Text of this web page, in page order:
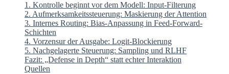
1. Kontrolle beginnt vor dem Modell: Input-Filterung
2. Aufmerksamkeitssteuerung: Maskierung der Attention
3. Internes Routing: Bias-Anpassung in Feed-Forward-
Schichten
4. Vorzensur der Ausgabe: Logit-Blockierung
5. Nachgelagerte Steuerung: Sampling und RLHF
Fazit: „Defense in Depth“ statt echter Interaktion
Quellen